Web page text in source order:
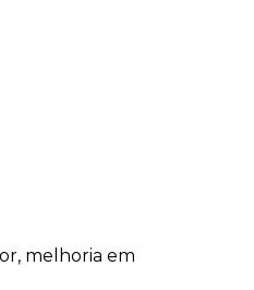
melhoria em